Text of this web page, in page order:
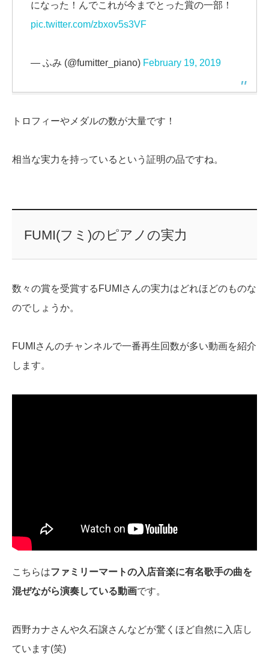
になった！んでこれが今までとった賞の一部！
pic.twitter.com/zbxov5s3VF
— ふみ (@fumitter_piano) February 19, 2019
トロフィーやメダルの数が大量です！
相当な実力を持っているという証明の品ですね。
FUMI(フミ)のピアノの実力
数々の賞を受賞するFUMIさんの実力はどれほどのものな
のでしょうか。
FUMIさんのチャンネルで一番再生回数が多い動画を紹介
します。
こちらはファミリーマートの入店音楽に有名歌手の曲を
混ぜながら演奏している動画です。
西野カナさんや久石譲さんなどが驚くほど自然に入店し
ています(笑)